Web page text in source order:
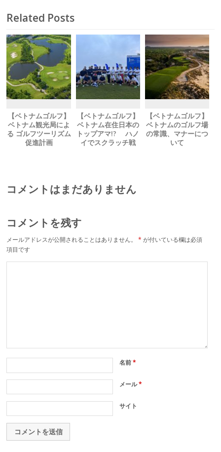
Related Posts
【ベトナムゴルフ】
ベトナム観光局によ
る ゴルフツーリズム
促進計画
【ベトナムゴルフ】
ベトナム在住日本の
トップアマ!? ハノ
イでスクラッチ戦
【ベトナムゴルフ】
ベトナムのゴルフ場
の常識、マナーにつ
いて
コメントはまだありません
コメントを残す
メールアドレスが公開されることはありません。 * が付いている欄は必須
項目です
名前*
メール*
サイト